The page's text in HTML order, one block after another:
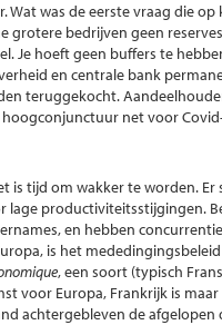
Wat was de eerste vraag die
grotere bedrijven geen
Je hoeft geen buffers te
en centrale bank
teruggekocht.
net voor
is tijd om wakker te worden.
lage productiviteitsstijgingen.
en hebben
is het
, een soort (typisch
voor Europa, Frankrijk is
achtergebleven de afgelopen